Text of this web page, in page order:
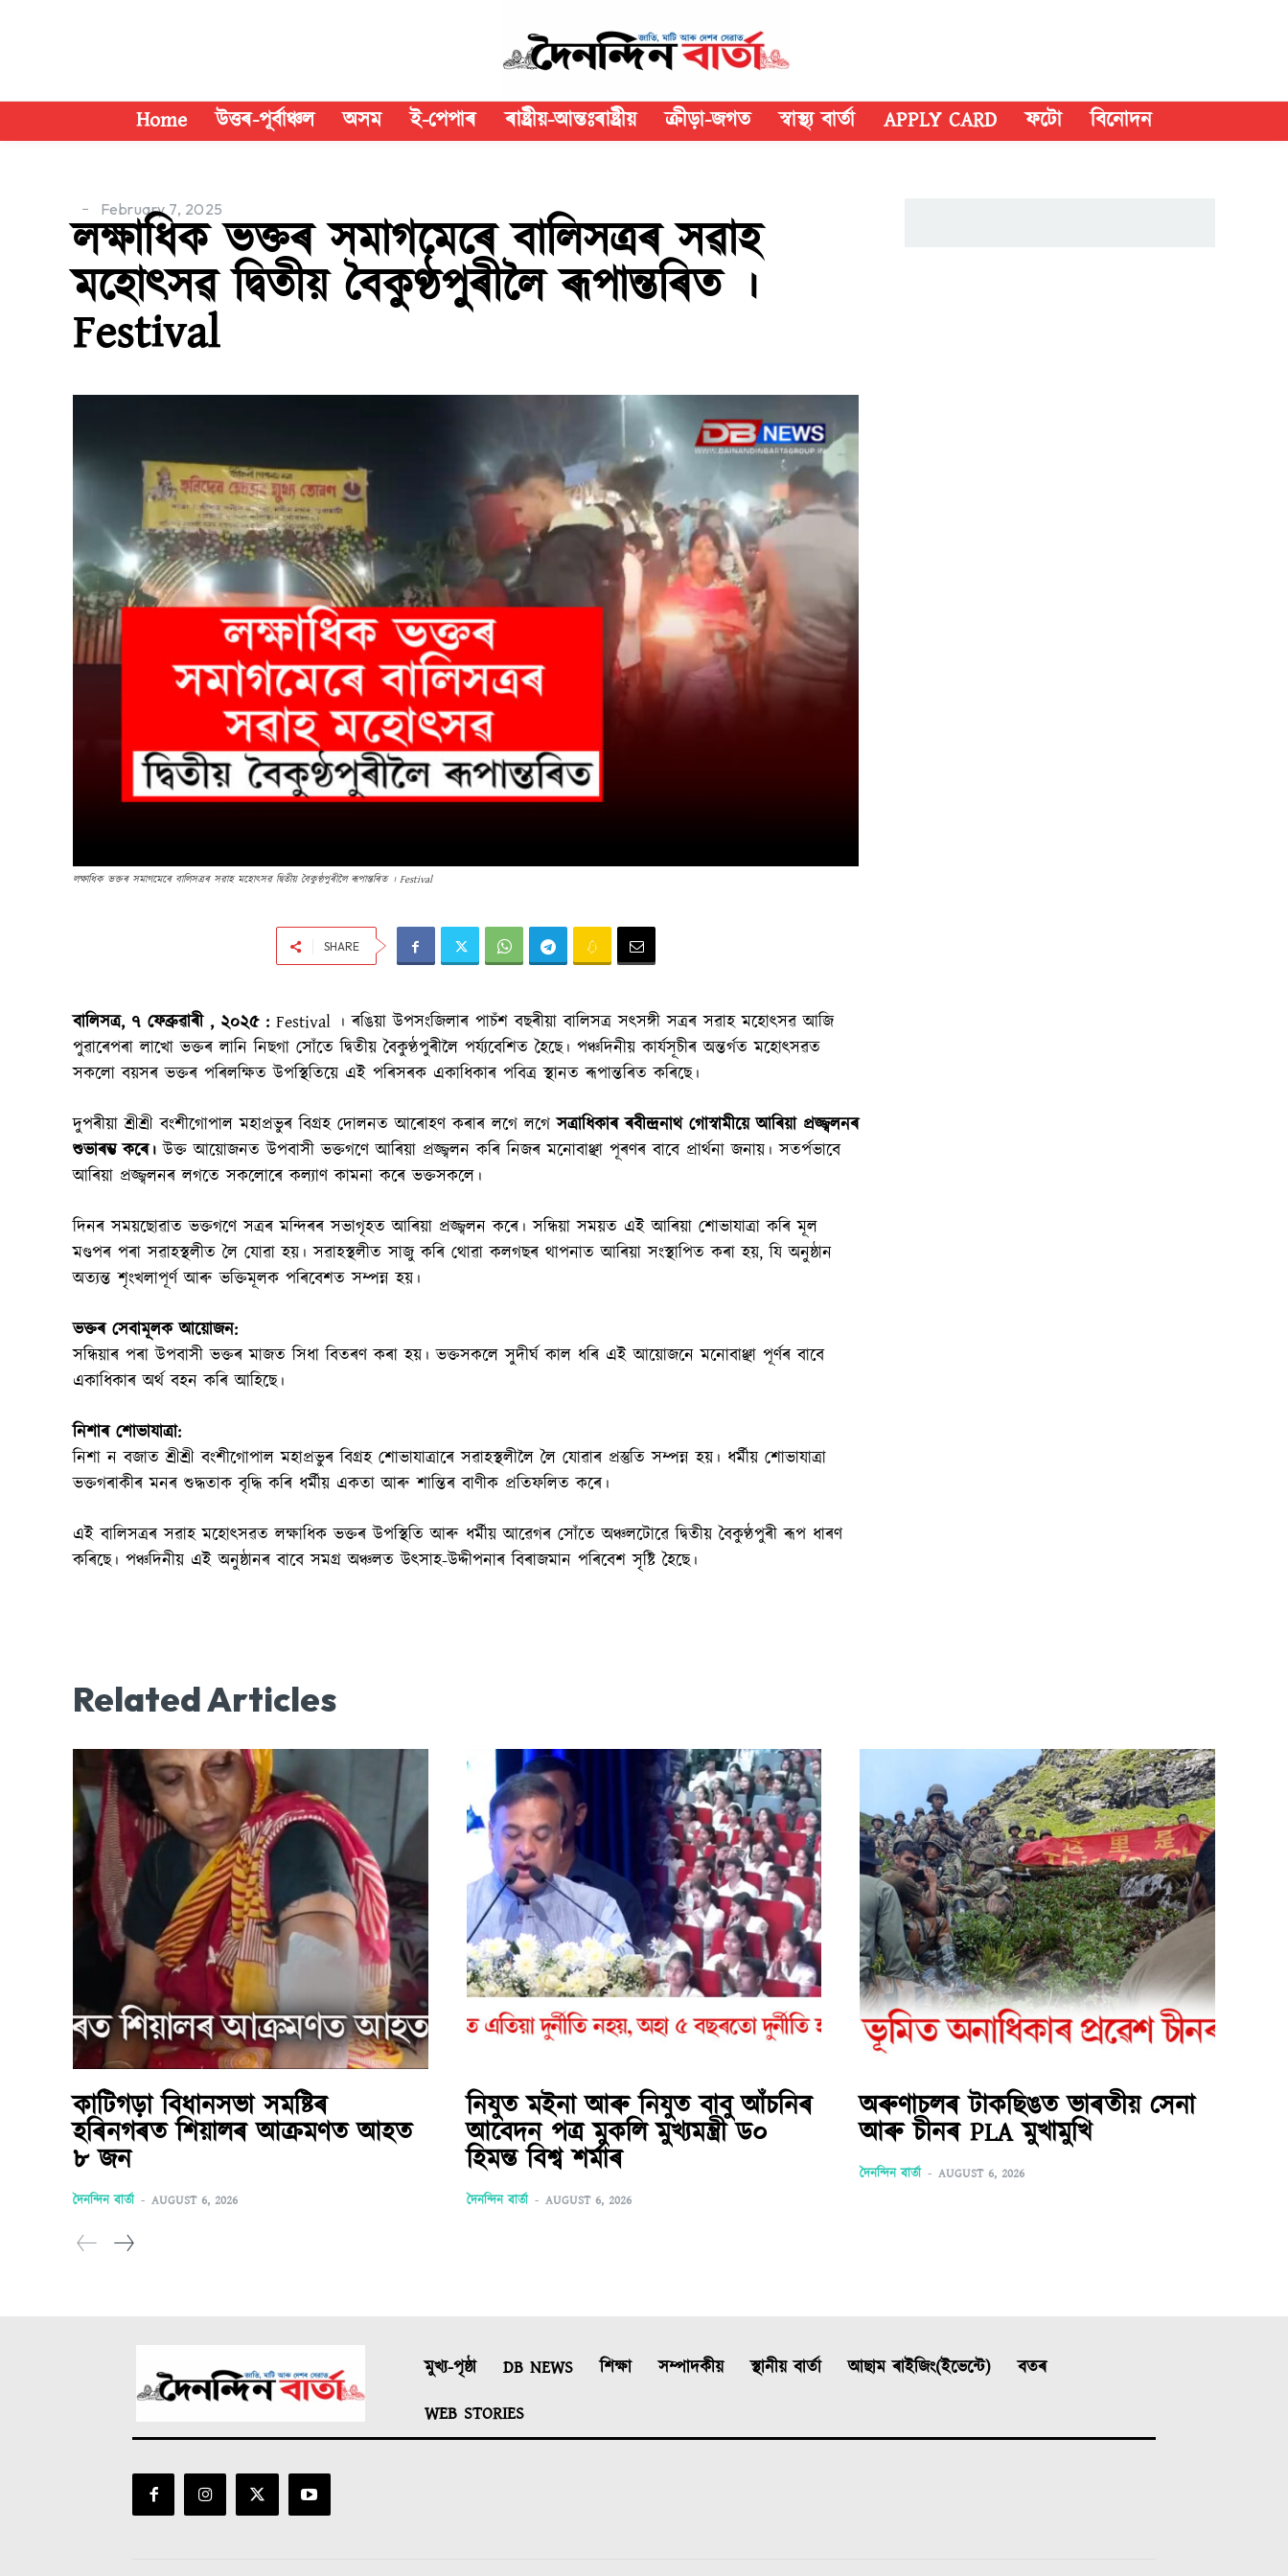
Home উত্তৰ-পূৰ্বাঞ্চল অসম ই-পেপাৰ ৰাষ্ট্ৰীয়-আন্তঃৰাষ্ট্ৰীয় ক্রীড়া-জগত স্বাস্থ্য বাৰ্তা APPLY CARD ফটো বিনোদন
February 7, 2025
লক্ষাধিক ভক্তৰ সমাগমেৰে বালিসত্ৰৰ সৱাহ
মহোৎসৱ দ্বিতীয় বৈকুণ্ঠপুৰীলৈ ৰূপান্তৰিত ।
Festival
লক্ষাধিক ভক্তৰ সমাগমেৰে বালিসত্ৰৰ সৱাহ মহোৎসৱ দ্বিতীয় বৈকুণ্ঠপুৰীলৈ ৰূপান্তৰিত । Festival
SHARE
বালিসত্ৰ, ৭ ফেব্ৰুৱাৰী , ২০২৫ : Festival । ৰঙিয়া উপসংজিলাৰ পাচঁশ বছৰীয়া বালিসত্ৰ সৎসঙ্গী সত্ৰৰ সৱাহ মহোৎসৱ আজি
পুৱাৰেপৰা লাখো ভক্তৰ লানি নিছগা সোঁতে দ্বিতীয় বৈকুণ্ঠপুৰীলৈ পৰ্য্যবেশিত হৈছে। পঞ্চদিনীয় কাৰ্যসূচীৰ অন্তৰ্গত মহোৎসৱত
সকলো বয়সৰ ভক্তৰ পৰিলক্ষিত উপস্থিতিয়ে এই পৰিসৰক একাধিকাৰ পবিত্ৰ স্থানত ৰূপান্তৰিত কৰিছে।
দুপৰীয়া শ্ৰীশ্ৰী বংশীগোপাল মহাপ্ৰভুৰ বিগ্ৰহ দোলনত আৰোহণ কৰাৰ লগে লগেসত্ৰাধিকাৰ ৰবীন্দ্ৰনাথ গোস্বামীয়ে আৰিয়া প্ৰজ্জ্বলনৰ
শুভাৰম্ভ কৰে। উক্ত আয়োজনত উপবাসী ভক্তগণে আৰিয়া প্ৰজ্জ্বলন কৰি নিজৰ মনোবাঞ্ছা পূৰণৰ বাবে প্রাৰ্থনা জনায়। সতৰ্পভাবে
আৰিয়া প্ৰজ্জ্বলনৰ লগতে সকলোৰে কল্যাণ কামনা কৰে ভক্তসকলে।
দিনৰ সময়ছোৱাত ভক্তগণে সত্ৰৰ মন্দিৰৰ সভাগৃহত আৰিয়া প্ৰজ্জ্বলন কৰে। সন্ধিয়া সময়ত এই আৰিয়া শোভাযাত্ৰা কৰি মূল
মণ্ডপৰ পৰা সৱাহস্থলীত লৈ যোৱা হয়। সৱাহস্থলীত সাজু কৰি থোৱা কলগছৰ থাপনাত আৰিয়া সংস্থাপিত কৰা হয়, যি অনুষ্ঠান
অত্যন্ত শৃংখলাপূৰ্ণ আৰু ভক্তিমূলক পৰিবেশত সম্পন্ন হয়।
ভক্তৰ সেবামূলক আয়োজন:
সন্ধিয়াৰ পৰা উপবাসী ভক্তৰ মাজত সিধা বিতৰণ কৰা হয়। ভক্তসকলে সুদীৰ্ঘ কাল ধৰি এই আয়োজনে মনোবাঞ্ছা পূৰ্ণৰ বাবে
একাধিকাৰ অৰ্থ বহন কৰি আহিছে।
নিশাৰ শোভাযাত্ৰা:
নিশা ন বজাত শ্ৰীশ্ৰী বংশীগোপাল মহাপ্ৰভুৰ বিগ্ৰহ শোভাযাত্ৰাৰে সৱাহস্থলীলৈ লৈ যোৱাৰ প্ৰস্তুতি সম্পন্ন হয়। ধৰ্মীয় শোভাযাত্ৰা
ভক্তগৰাকীৰ মনৰ শুদ্ধতাক বৃদ্ধি কৰি ধৰ্মীয় একতা আৰু শান্তিৰ বাণীক প্ৰতিফলিত কৰে।
এই বালিসত্ৰৰ সৱাহ মহোৎসৱত লক্ষাধিক ভক্তৰ উপস্থিতি আৰু ধৰ্মীয় আৱেগৰ সোঁতে অঞ্চলটোৱে দ্বিতীয় বৈকুণ্ঠপুৰী ৰূপ ধাৰণ
কৰিছে। পঞ্চদিনীয় এই অনুষ্ঠানৰ বাবে সমগ্ৰ অঞ্চলত উৎসাহ-উদ্দীপনাৰ বিৰাজমান পৰিবেশ সৃষ্টি হৈছে।
Related Articles
কাটিগড়া বিধানসভা সমষ্টিৰ
হৰিনগৰত শিয়ালৰ আক্ৰমণত আহত
৮ জন
দৈনন্দিন বাৰ্তা - AUGUST 6, 2026
নিযুত মইনা আৰু নিযুত বাবু আঁচনিৰ
আবেদন পত্ৰ মুকলি মুখ্যমন্ত্ৰী ড০
হিমন্ত বিশ্ব শৰ্মাৰ
দৈনন্দিন বাৰ্তা - AUGUST 6, 2026
অৰুণাচলৰ টাকছিঙত ভাৰতীয় সেনা
আৰু চীনৰ PLA মুখামুখি
দৈনন্দিন বাৰ্তা - AUGUST 6, 2026
মুখ্য-পৃষ্ঠা DB NEWS শিক্ষা সম্পাদকীয় স্থানীয় বাৰ্তা আছাম ৰাইজিং(ইভেন্টে)
বতৰ
WEB STORIES